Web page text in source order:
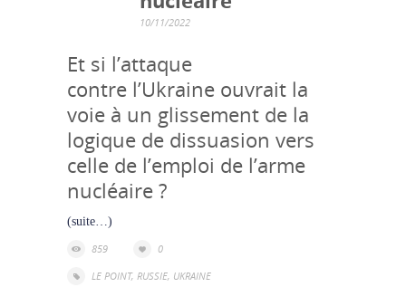
10/11/2022
Et si l’attaque
contre l’Ukraine ouvrait la
voie à un glissement de la
logique de dissuasion vers
celle de l’emploi de l’arme
nucléaire ?
(suite…)
859
0
LE POINT, RUSSIE, UKRAINE